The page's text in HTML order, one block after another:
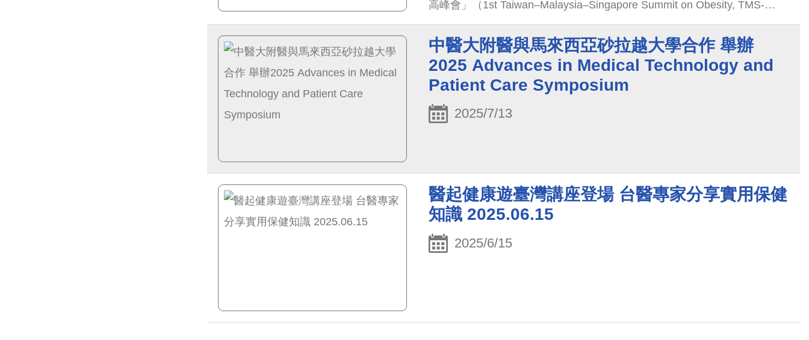
高峰會」（1st Taiwan–Malaysia–Singapore Summit on Obesity, TMS-
SO）日前在臺中盛大登場，吸引來自臺灣、馬來西亞與新加坡三國的肥胖
與代謝內外科醫學會理事長與醫師專家，聚焦亞洲肥胖防治現況、臨床挑
戰，配合衛福部新南向計畫下，更推進臺馬星三國國際合作契機，開啟跨國
醫療合作新篇章。
中醫大附醫與馬來西亞砂拉越大學合作 舉辦
2025 Advances in Medical Technology and
Patient Care Symposium
2025/7/13
醫起健康遊臺灣講座登場 台醫專家分享實用保健
知識 2025.06.15
2025/6/15